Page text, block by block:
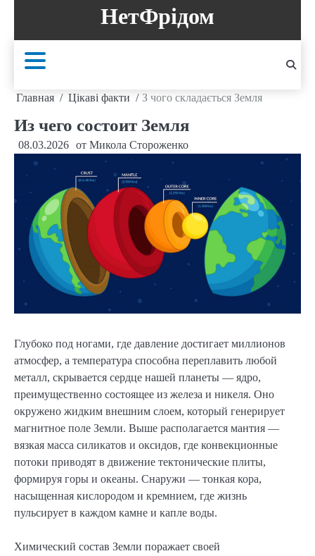
содержанию
НетФрідом
Главная Цікаві факти З чого складається Земля
Из чего состоит Земля
08.03.2026 от Микола Стороженко
Глубоко под ногами, где давление достигает миллионов
атмосфер, а температура способна переплавить любой
металл, скрывается сердце нашей планеты — ядро,
преимущественно состоящее из железа и никеля. Оно
окружено жидким внешним слоем, который генерирует
магнитное поле Земли. Выше располагается мантия —
вязкая масса силикатов и оксидов, где конвекционные
потоки приводят в движение тектонические плиты,
формируя горы и океаны. Снаружи — тонкая кора,
насыщенная кислородом и кремнием, где жизнь
пульсирует в каждом камне и капле воды.
Химический состав Земли поражает своей